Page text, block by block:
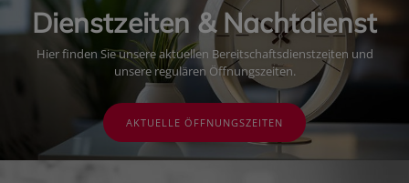
Dienstzeiten & Nachtdienst
Hier finden Sie unsere aktuellen Bereitschaftsdienstzeiten und
unsere regulären Öffnungszeiten.
AKTUELLE ÖFFNUNGSZEITEN